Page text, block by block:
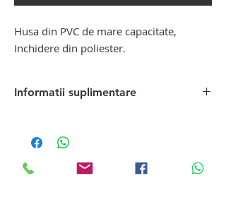
Husa din PVC de mare capacitate,
Inchidere din poliester.
Informatii suplimentare
tanatopraxie din gama Hygeco, distribuit
prin MEDEQTECH SRL, reprezentant
Hygeco Romania. Impreuna, dorim sa
facem cunoscute aceste produse in